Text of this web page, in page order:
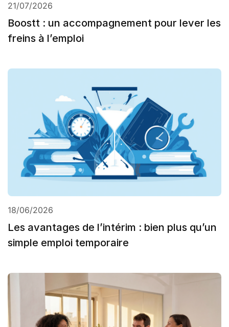
21/07/2026
Boostt : un accompagnement pour lever les
freins à l’emploi
18/06/2026
Les avantages de l’intérim : bien plus qu’un
simple emploi temporaire